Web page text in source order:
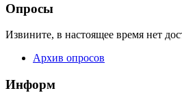
Опросы
Извините, в настоящее время нет
Архив опросов
Информ